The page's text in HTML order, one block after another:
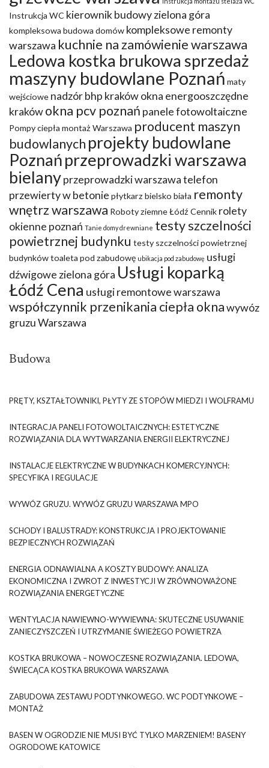
Instrukcja WC kierownik budowy zielona góra
kompleksowa budowa domów kompleksowe remonty
warszawa kuchnie na zamówienie warszawa
Ledowa kostka brukowa sprzedaż
maszyny budowlane Poznań maty
wejściowe nadzór bhp krakówokna energooszczędne
krakówokna pcv poznań panele fotowoltaiczne
Pompy ciepła montaż Warszawa producent maszyn
budowlanych projekty budowlane
Poznańprzeprowadzki warszawa
bielanyprzeprowadzki warszawa telefon
przewierty w betonie płytkarz bielsko biała remonty
wnętrz warszawa Roboty ziemne Łódź Cennik rolety
okienne poznań Tanie domy drewniane testy szczelności
powietrznej budynku testy szczelności powietrznej
budynkówtoaleta pod zabudowę ubikacja pod zabudowę usługi
dźwigowe zielona góra Usługi koparką
Łódź Cena usługi remontowe warszawa
współczynnik przenikania ciepła oknawywóz
gruzu Warszawa
Budowa
PRĘTY, KSZTAŁTOWNIKI, PŁYTY ZE STOPÓW MIEDZI I WOLFRAMU
INTEGRACJA PANELI FOTOWOLTAICZNYCH: ESTETYCZNE
ROZWIĄZANIA DLA WYTWARZANIA ENERGII ELEKTRYCZNEJ
INSTALACJE ELEKTRYCZNE W BUDYNKACH KOMERCYJNYCH:
SPECYFIKA I REGULACJE
WYWÓZ GRUZU. WYWÓZ GRUZU WARSZAWA MPO
SCHODY I BALUSTRADY: KONSTRUKCJA I PROJEKTOWANIE
BEZPIECZNYCH ROZWIĄZAŃ
ENERGIA ODNAWIALNA A KOSZTY BUDOWY: ANALIZA
EKONOMICZNA I ZWROT Z INWESTYCJI W ZRÓWNOWAŻONE
ROZWIĄZANIA ENERGETYCZNE
WENTYLACJA NAWIEWNO-WYWIEWNA: SKUTECZNE USUWANIE
ZANIECZYSZCZEŃ I UTRZYMANIE ŚWIEŻEGO POWIETRZA
KOSTKA BRUKOWA – NOWOCZESNE ROZWIĄZANIA. LEDOWA,
ŚWIECĄCA KOSTKA BRUKOWA WARSZAWA
ZABUDOWA ZESTAWU PODTYNKOWEGO. WC PODTYNKOWE –
MONTAŻ
BASEN W OGRODZIE NIE MUSI BYĆ TYLKO MARZENIEM! BASENY
OGRODOWE KATOWICE